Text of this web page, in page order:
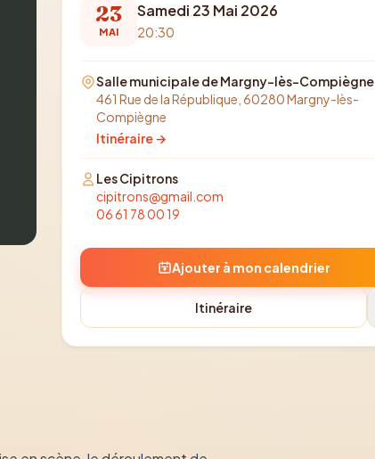
23
MAI
Samedi 23 Mai 2026
20:30
Salle municipale de Margny-lès-Compiègne
461 Rue de la République, 60280 Margny-lès-
Compiègne
Itinéraire →
Les Cipitrons
cipitrons@gmail.com
06 61 78 00 19
Ajouter à mon calendrier
Itinéraire